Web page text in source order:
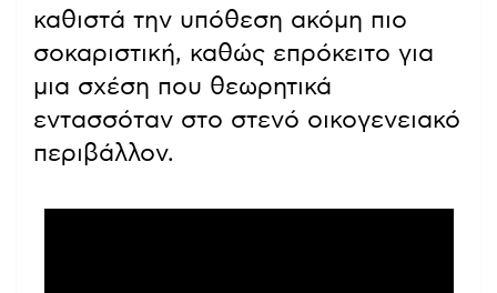
καθιστά την υπόθεση ακόμη πιο
σοκαριστική, καθώς επρόκειτο για
μια σχέση που θεωρητικά
εντασσόταν στο στενό οικογενειακό
περιβάλλον.